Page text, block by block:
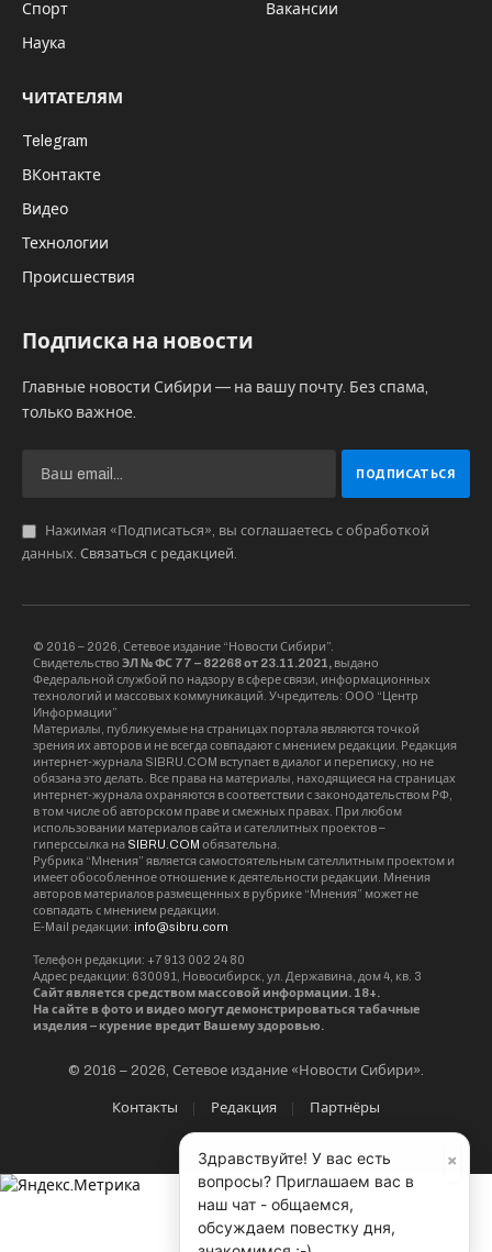
Спорт
Наука
Вакансии
ЧИТАТЕЛЯМ
Telegram
ВКонтакте
Видео
Технологии
Происшествия
Подписка на новости
Главные новости Сибири — на вашу почту. Без спама,
только важное.
Нажимая «Подписаться», вы соглашаетесь с обработкой
данных. Связаться с редакцией.
© 2016 – 2026, Сетевое издание “Новости Сибири”.
Свидетельство ЭЛ № ФС 77 – 82268 от 23.11.2021, выдано
Федеральной службой по надзору в сфере связи, информационных
технологий и массовых коммуникаций. Учредитель: ООО “Центр
Информации”
Материалы, публикуемые на страницах портала являются точкой
зрения их авторов и не всегда совпадают с мнением редакции. Редакция
интернет-журнала SIBRU.COM вступает в диалог и переписку, но не
обязана это делать. Все права на материалы, находящиеся на страницах
интернет-журнала охраняются в соответствии с законодательством РФ,
в том числе об авторском праве и смежных правах. При любом
использовании материалов сайта и сателлитных проектов –
гиперссылка на SIBRU.COM обязательна.
Рубрика “Мнения” является самостоятельным сателлитным проектом и
имеет обособленное отношение к деятельности редакции. Мнения
авторов материалов размещенных в рубрике “Мнения” может не
совпадать с мнением редакции.
E-Mail редакции: info@sibru.com
Телефон редакции: +7 913 002 24 80
Адрес редакции: 630091, Новосибирск, ул. Державина, дом 4, кв. 3
Сайт является средством массовой информации. 18+.
На сайте в фото и видео могут демонстрироваться табачные
изделия – курение вредит Вашему здоровью.
© 2016 – 2026, Сетевое издание «Новости Сибири».
Контакты Редакция Партнёры
×
Здравствуйте! У вас есть
вопросы? Приглашаем вас в
наш чат - общаемся,
обсуждаем повестку дня,